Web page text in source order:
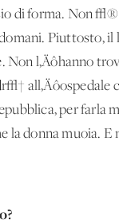
di forma. Non
Piuttosto,
Non l‚Äôhanno
per
la donna muoia.